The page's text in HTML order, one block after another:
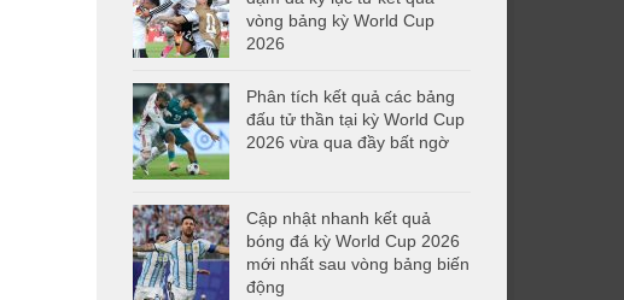
vòng bảng kỳ World Cup
2026
Phân tích kết quả các bảng
đấu tử thần tại kỳ World Cup
2026 vừa qua đầy bất ngờ
Cập nhật nhanh kết quả
bóng đá kỳ World Cup 2026
mới nhất sau vòng bảng biến
động